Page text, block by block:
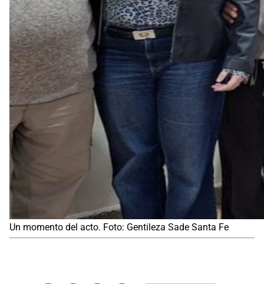
Un momento del acto. Foto: Gentileza Sade Santa Fe